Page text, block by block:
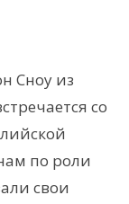
Сноу из
со
по роли
свои